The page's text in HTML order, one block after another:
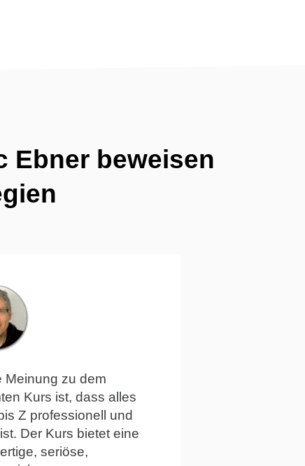
Ebner beweisen
Meinung zu dem
Kurs ist, dass alles
Z professionell und
Der Kurs bietet eine
seriöse,